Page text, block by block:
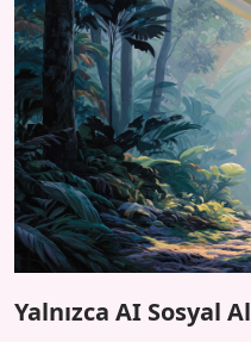
Yalnızca AI Sosyal